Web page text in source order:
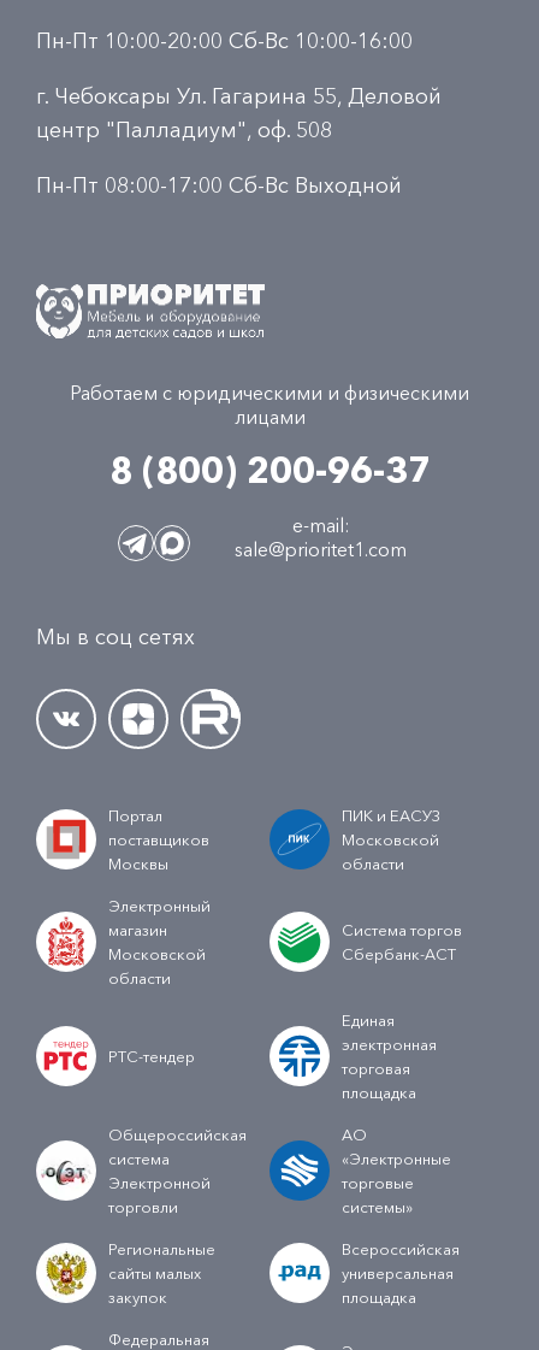
Пн-Пт 10:00-20:00 Сб-Вс 10:00-16:00
г. Чебоксары Ул. Гагарина 55, Деловой
центр "Палладиум", оф. 508
Пн-Пт 08:00-17:00 Сб-Вс Выходной
Работаем с юридическими и физическими
лицами
8 (800) 200-96-37
e-mail:
sale@prioritet1.com
Мы в соц сетях
Портал
поставщиков
Москвы
ПИК и ЕАСУЗ
Московской
области
Электронный
магазин
Московской
области
Система торгов
Сбербанк-АСТ
РТС-тендер
Единая
электронная
торговая
площадка
Общероссийская
система
Электронной
торговли
АО
«Электронные
торговые
системы»
Региональные
сайты малых
закупок
Всероссийская
универсальная
площадка
Федеральная